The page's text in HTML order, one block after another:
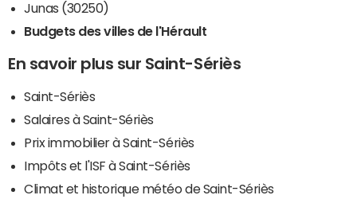
Junas (30250)
Budgets des villes de l'Hérault
En savoir plus sur Saint-Sériès
Saint-Sériès
Salaires à Saint-Sériès
Prix immobilier à Saint-Sériès
Impôts et l'ISF à Saint-Sériès
Climat et historique météo de Saint-Sériès